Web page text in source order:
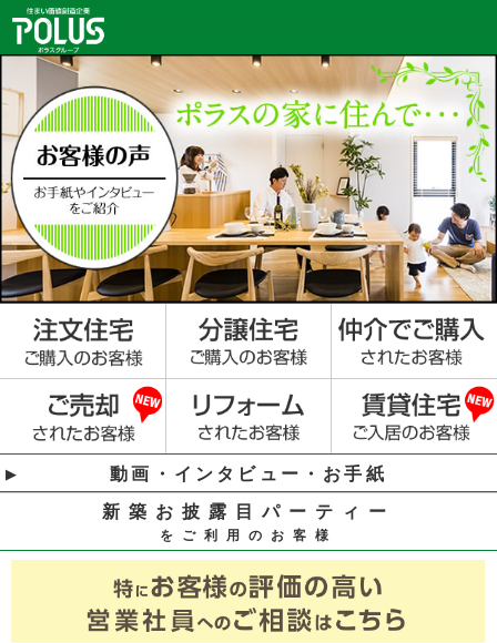
動画・インタビュー・お手紙
新築お披露目パーティー
をご利用のお客様